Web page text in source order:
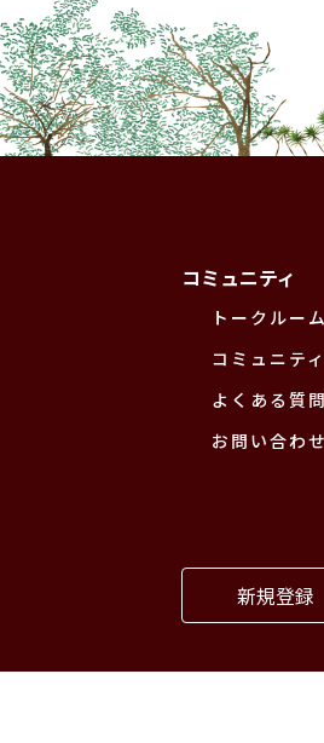
コミュニティ
トークルー
コミュニテ
よくある質問
お問い合わせ
新規登録